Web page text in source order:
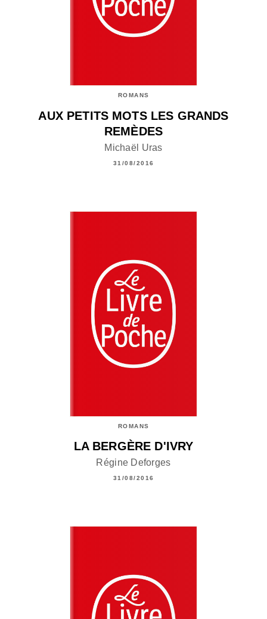
ROMANS
AUX PETITS MOTS LES GRANDS
REMÈDES
Michaël Uras
31/08/2016
ROMANS
LA BERGÈRE D'IVRY
Régine Deforges
31/08/2016